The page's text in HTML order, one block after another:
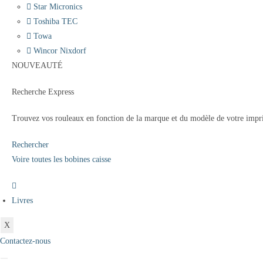
Star Micronics
Toshiba TEC
Towa
Wincor Nixdorf
NOUVEAUTÉ
Recherche Express
Trouvez vos rouleaux en fonction de la marque et du modèle de votre
Rechercher
Voire toutes les bobines caisse
Livres
X
Contactez-nous